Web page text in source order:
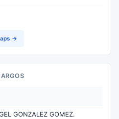
→
GONZALEZ GOMEZ.